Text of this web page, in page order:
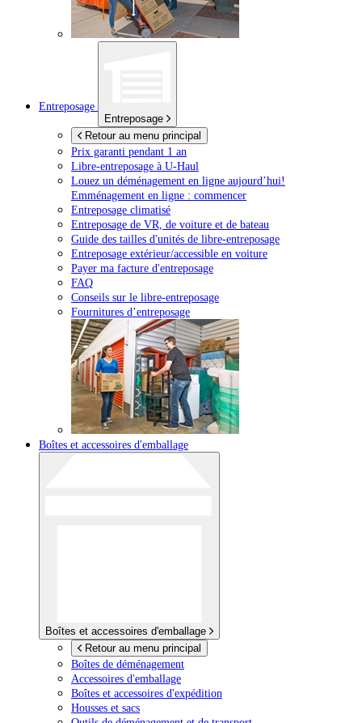
Entreposage
Entreposage
Retour au menu principal
Prix garanti pendant 1 an
Libre-entreposage à U-Haul
Louez un déménagement en ligne aujourd’hui!
Emménagement en ligne : commencer
Entreposage climatisé
Entreposage de VR, de voiture et de bateau
Guide des tailles d'unités de libre-entreposage
Entreposage extérieur/accessible en voiture
Payer ma facture d'entreposage
FAQ
Conseils sur le libre-entreposage
Fournitures d’entreposage
Boîtes et accessoires d'emballage
Boîtes et accessoires d'emballage
Retour au menu principal
Boîtes de déménagement
Accessoires d'emballage
Boîtes et accessoires d'expédition
Housses et sacs